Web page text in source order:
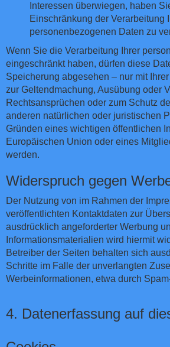
Interessen überwiegen, haben
Einschränkung der Verarbeitung
personenbezogenen Daten zu
Wenn Sie die Verarbeitung Ihrer
eingeschränkt haben, dürfen diese
Speicherung abgesehen – nur mit
zur Geltendmachung, Ausübung oder
Rechtsansprüchen oder zum Schutz
anderen natürlichen oder juristischen
Gründen eines wichtigen öffentlichen
Europäischen Union oder eines
werden.
Widerspruch gegen
Der Nutzung von im Rahmen der
veröffentlichten Kontaktdaten zur
ausdrücklich angeforderter Werbung
Informationsmaterialien wird hiermit
Betreiber der Seiten behalten sich
Schritte im Falle der unverlangten
Werbeinformationen, etwa durch
4. Datenerfassung auf